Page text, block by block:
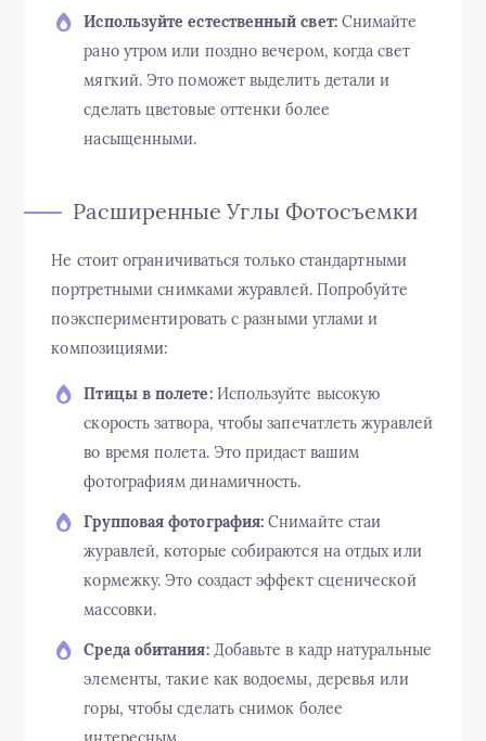
Используйте естественный свет:Снимайте
рано утром или поздно вечером, когда свет
мягкий. Это поможет выделить детали и
сделать цветовые оттенки более
насыщенными.
Расширенные Углы Фотосъемки
Не стоит ограничиваться только стандартными
портретными снимками журавлей. Попробуйте
поэкспериментировать с разными углами и
композициями:
Птицы в полете:Используйте высокую
скорость затвора, чтобы запечатлеть журавлей
во время полета. Это придаст вашим
фотографиям динамичность.
Групповая фотография: Снимайте стаи
журавлей, которые собираются на отдых или
кормежку. Это создаст эффект сценической
массовки.
Среда обитания:Добавьте в кадр натуральные
элементы, такие как водоемы, деревья или
горы, чтобы сделать снимок более